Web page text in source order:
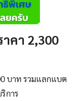
าคา 2,300
บาท รวมแลกแบต
การ